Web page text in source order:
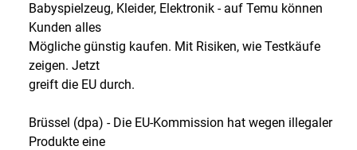
Babyspielzeug, Kleider, Elektronik - auf Temu können
Kunden alles
Mögliche günstig kaufen. Mit Risiken, wie Testkäufe
zeigen. Jetzt
greift die EU durch.
Brüssel (dpa) - Die EU-Kommission hat wegen illegaler
Produkte eine